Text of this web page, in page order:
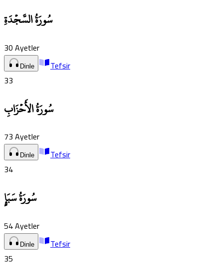
سُورَةُ السَّجۡدَةِ
30Ayetler
Dinle
Tefsir
33
سُورَةُ الأَحۡزَابِ
73Ayetler
Dinle
Tefsir
34
سُورَةُ سَبَإٍ
54Ayetler
Dinle
Tefsir
35